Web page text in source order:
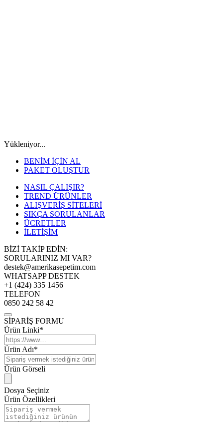
Yükleniyor...
BENİM İÇİN AL
PAKET OLUŞTUR
NASIL ÇALIŞIR?
TREND ÜRÜNLER
ALIŞVERİŞ SİTELERİ
SIKÇA SORULANLAR
ÜCRETLER
İLETİŞİM
BİZİ TAKİP EDİN:
SORULARINIZ MI VAR?
destek@amerikasepetim.com
WHATSAPP DESTEK
+1 (424) 335 1456
TELEFON
0850 242 58 42
SİPARİŞ FORMU
Ürün Linki*
Ürün Adı*
Ürün Görseli
Dosya Seçiniz
Ürün Özellikleri